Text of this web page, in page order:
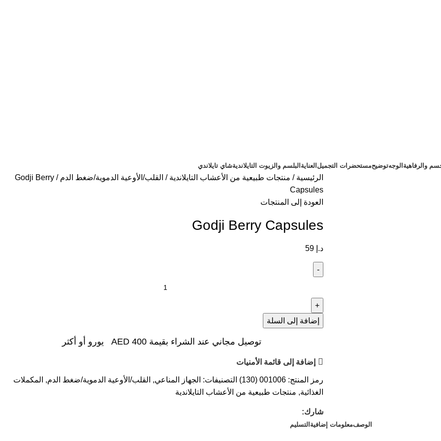
والرفاهية الوجهتوضيحمستحضرات التجميل العناية البلسم والزيوت التايلانديةشاي تايلاندي
الرئيسية منتجات طبيعية من الأعشاب التايلاندية القلب/الأوعية الدموية/ضغط الدم Godji Berry
Capsules
العودة إلى المنتجات
Godji Berry Capsules
د.إ
إضافة إلى السلة
توصيل مجاني عند الشراء بقيمة AED 400 يورو أو أكثر
إضافة إلى قائمة الأمنيات
رمز المنتج: 001006 (130) التصنيفات: الجهاز المناعي, القلب/الأوعية الدموية/ضغط الدم, المكملات
الغذائية, منتجات طبيعية من الأعشاب التايلاندية
شارك:
الوصفمعلومات إضافية التسليم